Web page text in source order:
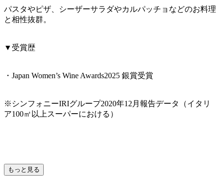
パスタやピザ、シーザーサラダやカルパッチョなどのお料理
と相性抜群。
▼受賞歴
・Japan Women’s Wine Awards2025 銀賞受賞
※シンフォニーIRIグループ2020年12月報告データ（イタリ
ア100㎡以上スーパーにおける）
もっと見る